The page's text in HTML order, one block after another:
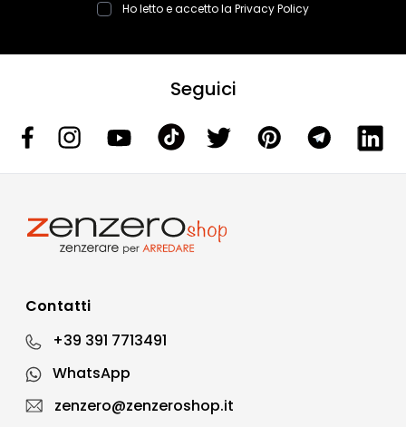
Ho letto e accetto la Privacy Policy
Seguici
Contatti
+39 391 7713491
WhatsApp
zenzero@zenzeroshop.it